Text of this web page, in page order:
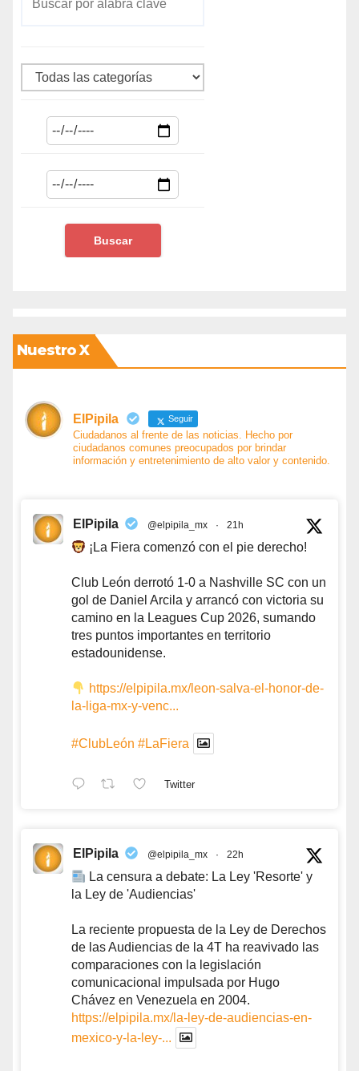
Nuestro X
ElPipila Seguir
Ciudadanos al frente de las noticias. Hecho por
ciudadanos comunes preocupados por brindar
información y entretenimiento de alto valor y contenido.
ElPipila @elpipila_mx · 21h
¡La Fiera comenzó con el pie derecho!
Club León derrotó 1-0 a Nashville SC con un
gol de Daniel Arcila y arrancó con victoria su
camino en la Leagues Cup 2026, sumando
tres puntos importantes en territorio
estadounidense.
https://elpipila.mx/leon-salva-el-honor-de-
la-liga-mx-y-venc...
#ClubLeón #LaFiera
Twitter
ElPipila @elpipila_mx · 22h
La censura a debate: La Ley 'Resorte' y
la Ley de 'Audiencias'
La reciente propuesta de la Ley de Derechos
de las Audiencias de la 4T ha reavivado las
comparaciones con la legislación
comunicacional impulsada por Hugo
Chávez en Venezuela en 2004.
https://elpipila.mx/la-ley-de-audiencias-en-
mexico-y-la-ley-...